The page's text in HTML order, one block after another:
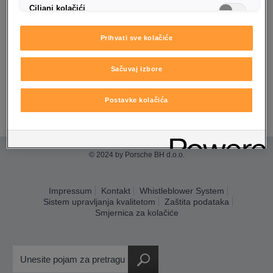
© 2024 by Porsche BH d.o.o.
Impressum Kontakt
Whistleblower System
Sistem upravljanja kvalitetom
Zaštita podataka
Smjernica za kolačiće
Ciljani kolačići
Prihvati sve kolačiće
Sačuvaj izbore
Postavke kolačića